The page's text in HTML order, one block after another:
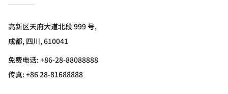
高新区天府大道北段 999 号,
成都, 四川, 610041
免费电话:+86-28-88088888
传真:+86 28-81688888